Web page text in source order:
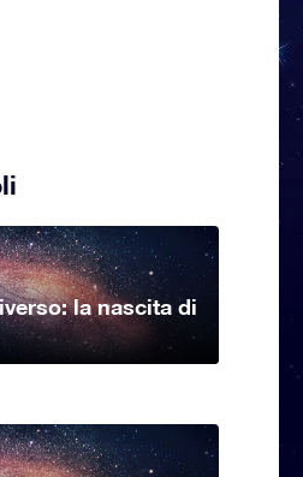
la nascita di